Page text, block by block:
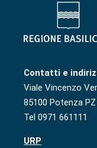
Contatti e
Viale Vincenzo
85100 Potenza PZ
Tel 0971 661111
URP